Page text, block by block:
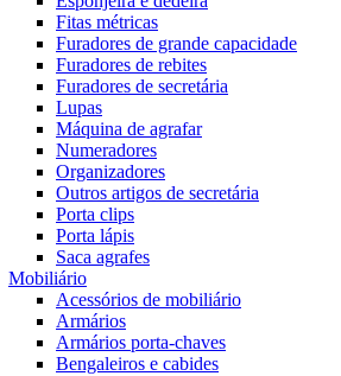
Fitas métricas
Furadores de grande capacidade
Furadores de rebites
Furadores de secretária
Lupas
Máquina de agrafar
Numeradores
Organizadores
Outros artigos de secretária
Porta clips
Porta lápis
Saca agrafes
Mobiliário
Acessórios de mobiliário
Armários
Armários porta-chaves
Bengaleiros e cabides